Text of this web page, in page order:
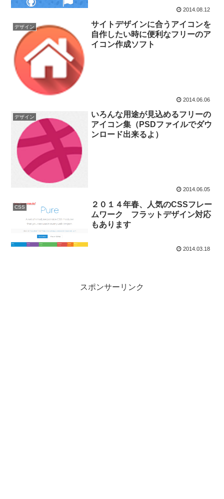
2014.08.12
デザイン
サイトデザインに合うアイコンを
自作したい時に便利なフリーのア
イコン作成ソフト
2014.06.06
デザイン
いろんな用途が見込めるフリーの
アイコン集（PSDファイルでダウ
ンロード出来るよ）
2014.06.05
CSS
２０１４年春、人気のCSSフレー
ムワーク フラットデザイン対応
もあります
2014.03.18
スポンサーリンク